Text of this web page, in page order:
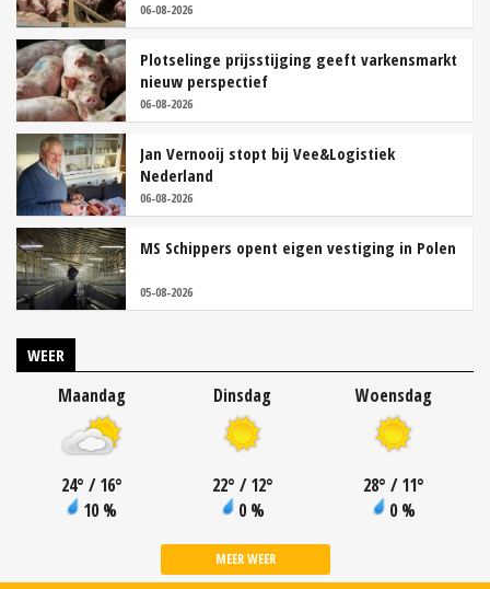
06-08-2026
Plotselinge prijsstijging geeft varkensmarkt
nieuw perspectief
06-08-2026
Jan Vernooij stopt bij Vee&Logistiek
Nederland
06-08-2026
MS Schippers opent eigen vestiging in Polen
05-08-2026
WEER
Maandag
24° / 16°
10 %
Dinsdag
22° / 12°
0 %
Woensdag
28° / 11°
0 %
MEER WEER